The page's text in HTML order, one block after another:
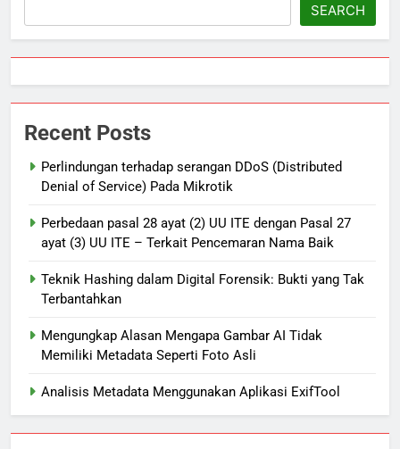
SEARCH
Recent Posts
Perlindungan terhadap serangan DDoS (Distributed
Denial of Service) Pada Mikrotik
Perbedaan pasal 28 ayat (2) UU ITE dengan Pasal 27
ayat (3) UU ITE – Terkait Pencemaran Nama Baik
Teknik Hashing dalam Digital Forensik: Bukti yang Tak
Terbantahkan
Mengungkap Alasan Mengapa Gambar AI Tidak
Memiliki Metadata Seperti Foto Asli
Analisis Metadata Menggunakan Aplikasi ExifTool